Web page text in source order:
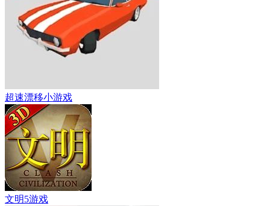
超速漂移小游戏
文明5游戏